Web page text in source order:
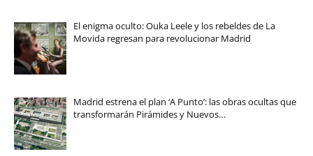
El enigma oculto: Ouka Leele y los rebeldes de La
Movida regresan para revolucionar Madrid
Madrid estrena el plan ‘A Punto’: las obras ocultas que
transformarán Pirámides y Nuevos…